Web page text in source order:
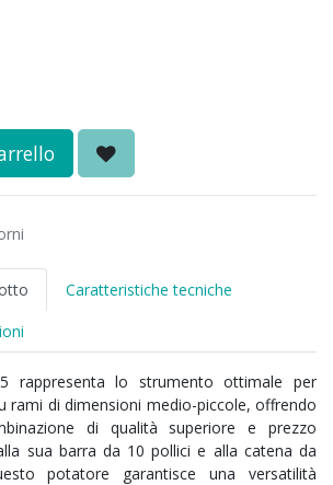
Caratteristiche tecniche
rappresenta lo strumento ottimale per
rami di dimensioni medio-piccole, offrendo
di qualità superiore e prezzo
sua barra da 10 pollici e alla catena da
potatore garantisce una versatilità